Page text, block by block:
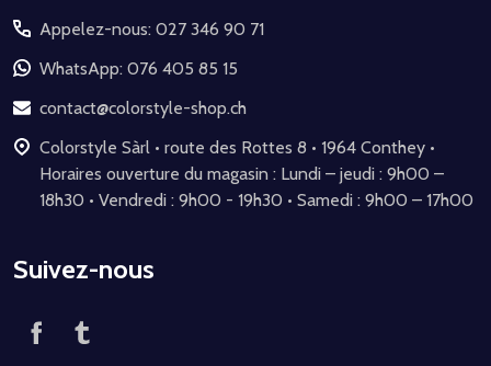
pied
de
page
Appelez-nous: 027 346 90 71
WhatsApp: 076 405 85 15
contact@colorstyle-shop.ch
Colorstyle Sàrl • route des Rottes 8 • 1964 Conthey •
Horaires ouverture du magasin : Lundi – jeudi : 9h00 –
18h30 • Vendredi : 9h00 - 19h30 • Samedi : 9h00 – 17h00
Suivez-nous